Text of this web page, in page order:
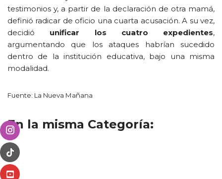
testimonios y, a partir de la declaración de otra mamá,
definió radicar de oficio una cuarta acusación. A su vez,
decidió unificar los cuatro expedientes,
argumentando que los ataques habrían sucedido
dentro de la institución educativa, bajo una misma
modalidad.
Fuente: La Nueva Mañana
En la misma Categoría: